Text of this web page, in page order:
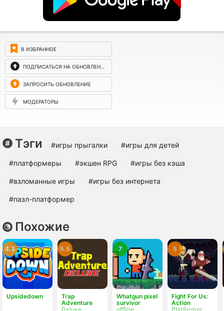
В ИЗБРАННОЕ
ПОДПИСАТЬСЯ НА ОБНОВЛЕНИЯ
ЗАПРОСИТЬ ОБНОВЛЕНИЕ
МОДЕРАТОРЫ
Тэги #игры прыгалки #игры для детей
#платформеры #экшен RPG #игры без кэша
#взломанные игры #игры без интернета
#пазл-платформер
Похожие
Upsidedown
4.3
Trap
Adventure
Deluxe
5.5
Whatgun pixel
survivor
offline
7
Fight For Us:
Action
Platformer
5